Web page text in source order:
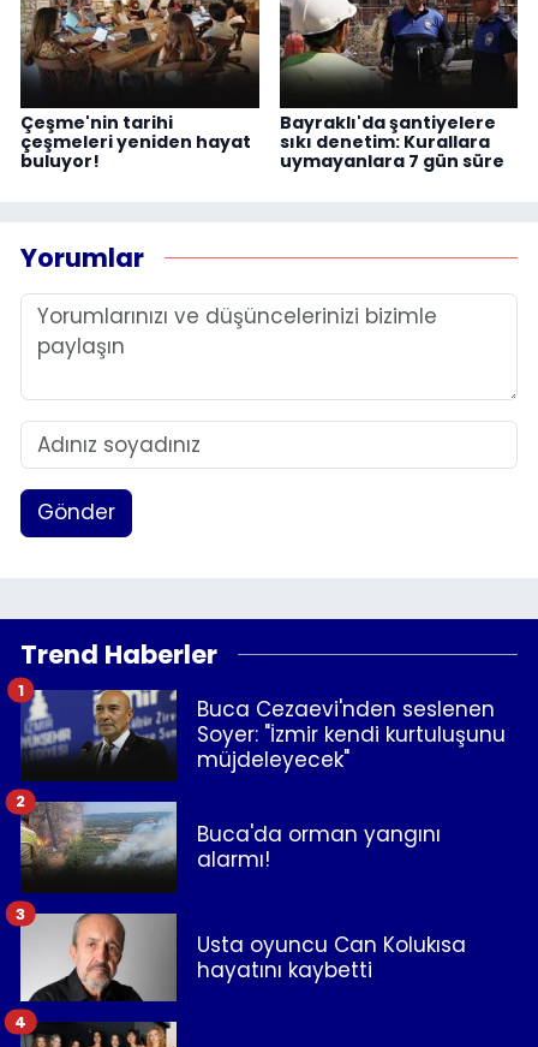
Çeşme'nin tarihi
çeşmeleri yeniden hayat
buluyor!
Bayraklı'da şantiyelere
sıkı denetim: Kurallara
uymayanlara 7 gün süre
Yorumlar
Gönder
Trend Haberler
Buca Cezaevi'nden seslenen
Soyer: "İzmir kendi kurtuluşunu
müjdeleyecek"
1
Buca'da orman yangını
alarmı!
2
Usta oyuncu Can Kolukısa
hayatını kaybetti
3
4